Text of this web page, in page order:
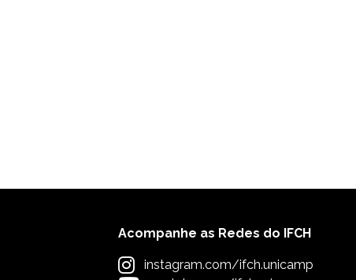
Acompanhe as Redes do IFCH
instagram.com/ifch.unicamp